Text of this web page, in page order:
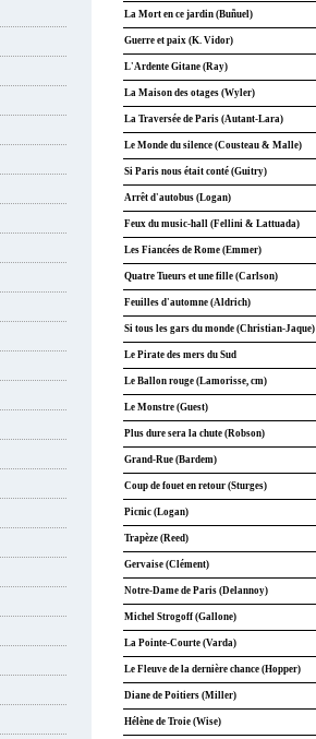
La Mort en ce jardin (Buñuel)
Guerre et paix (K. Vidor)
L'Ardente Gitane (Ray)
La Maison des otages (Wyler)
La Traversée de Paris (Autant-Lara)
Le Monde du silence (Cousteau & Malle)
Si Paris nous était conté (Guitry)
Arrêt d'autobus (Logan)
Feux du music-hall (Fellini & Lattuada)
Les Fiancées de Rome (Emmer)
Quatre Tueurs et une fille (Carlson)
Feuilles d'automne (Aldrich)
Si tous les gars du monde (Christian-Jaque)
Le Pirate des mers du Sud
Le Ballon rouge (Lamorisse, cm)
Le Monstre (Guest)
Plus dure sera la chute (Robson)
Grand-Rue (Bardem)
Coup de fouet en retour (Sturges)
Picnic (Logan)
Trapèze (Reed)
Gervaise (Clément)
Notre-Dame de Paris (Delannoy)
Michel Strogoff (Gallone)
La Pointe-Courte (Varda)
Le Fleuve de la dernière chance (Hopper)
Diane de Poitiers (Miller)
Hélène de Troie (Wise)